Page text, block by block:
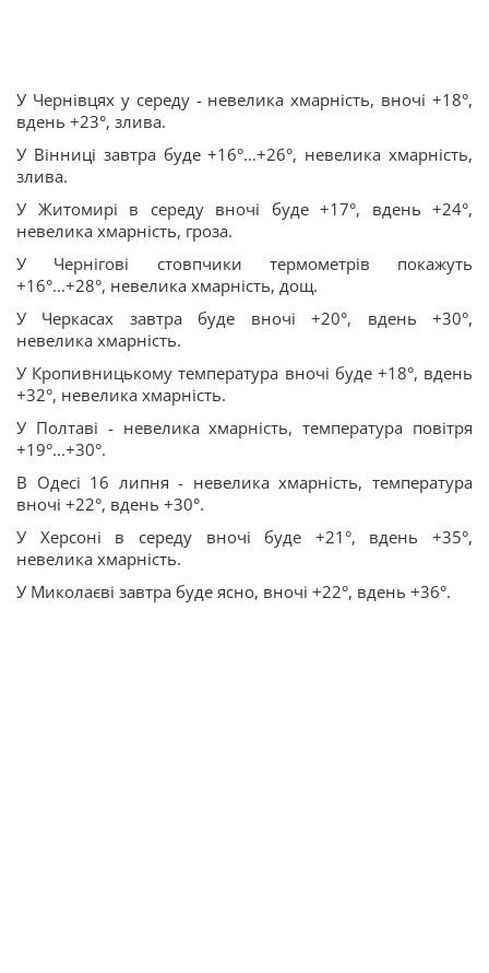
У Чернівцях у середу - невелика хмарність, вночі +18°,
вдень +23°, злива.
У Вінниці завтра буде +16°...+26°, невелика хмарність,
злива.
У Житомирі в середу вночі буде +17°, вдень +24°,
невелика хмарність, гроза.
У Чернігові стовпчики термометрів покажуть
+16°...+28°, невелика хмарність, дощ.
У Черкасах завтра буде вночі +20°, вдень +30°,
невелика хмарність.
У Кропивницькому температура вночі буде +18°, вдень
+32°, невелика хмарність.
У Полтаві - невелика хмарність, температура повітря
+19°...+30°.
В Одесі 16 липня - невелика хмарність, температура
вночі +22°, вдень +30°.
У Херсоні в середу вночі буде +21°, вдень +35°,
невелика хмарність.
У Миколаєві завтра буде ясно, вночі +22°, вдень +36°.